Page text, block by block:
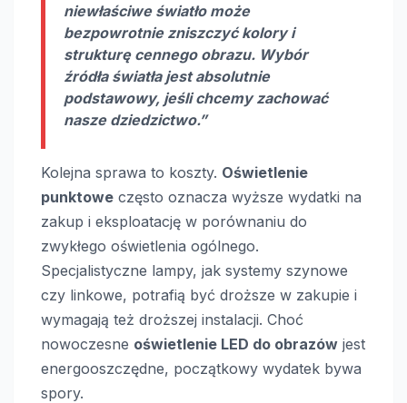
niewłaściwe światło może
bezpowrotnie zniszczyć kolory i
strukturę cennego obrazu. Wybór
źródła światła jest absolutnie
podstawowy, jeśli chcemy zachować
nasze dziedzictwo.”
Kolejna sprawa to koszty. Oświetlenie
punktowe często oznacza wyższe wydatki na
zakup i eksploatację w porównaniu do
zwykłego oświetlenia ogólnego.
Specjalistyczne lampy, jak systemy szynowe
czy linkowe, potrafią być droższe w zakupie i
wymagają też droższej instalacji. Choć
nowoczesne oświetlenie LED do obrazów jest
energooszczędne, początkowy wydatek bywa
spory.